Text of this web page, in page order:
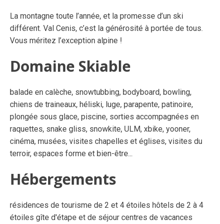
La montagne toute l’année, et la promesse d’un ski
différent. Val Cenis, c’est la générosité à portée de tous.
Vous méritez l’exception alpine !
Domaine Skiable
balade en calèche, snowtubbing, bodyboard, bowling,
chiens de traineaux, héliski, luge, parapente, patinoire,
plongée sous glace, piscine, sorties accompagnées en
raquettes, snake gliss, snowkite, ULM, xbike, yooner,
cinéma, musées, visites chapelles et églises, visites du
terroir, espaces forme et bien-être...
Hébergements
résidences de tourisme de 2 et 4 étoiles hôtels de 2 à 4
étoiles gîte d'étape et de séjour centres de vacances